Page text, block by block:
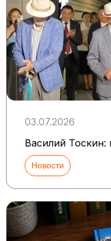
03.07.2026
Василий Тоскин:
Новости